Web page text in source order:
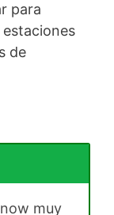
para
estaciones
de
muy